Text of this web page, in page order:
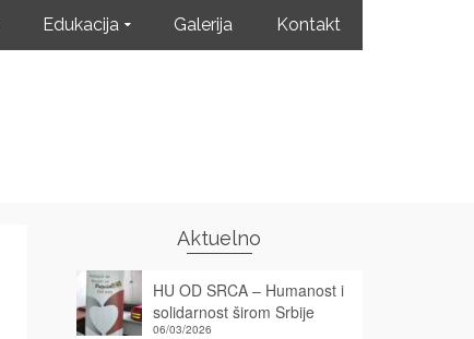
Edukacija Galerija Kontakt
Aktuelno
HU OD SRCA – Humanost i
solidarnost širom Srbije
06/03/2026